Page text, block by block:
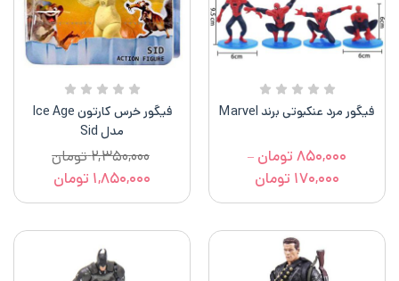
فیگور مرد عنکبوتی برند Marvel
۸۵۰,۰۰۰ تومان –
۱۷۰,۰۰۰ تومان
فیگور خرس کارتون Ice Age
مدل Sid
۲,۳۵۰,۰۰۰تومان
۱,۸۵۰,۰۰۰ تومان